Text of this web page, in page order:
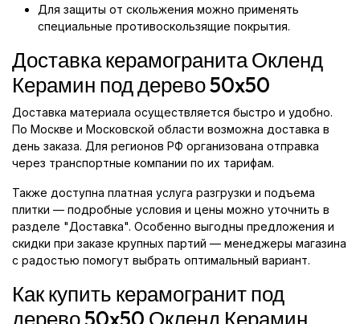
Для защиты от скольжения можно применять
специальные противоскользящие покрытия.
Доставка керамогранита Окленд
Керамин под дерево 50x50
Доставка материала осуществляется быстро и удобно.
По Москве и Московской области возможна доставка в
день заказа. Для регионов РФ организована отправка
через транспортные компании по их тарифам.
Также доступна платная услуга разгрузки и подъема
плитки — подробные условия и цены можно уточнить в
разделе "Доставка". Особенно выгодны предложения и
скидки при заказе крупных партий — менеджеры магазина
с радостью помогут выбрать оптимальный вариант.
Как купить керамогранит под